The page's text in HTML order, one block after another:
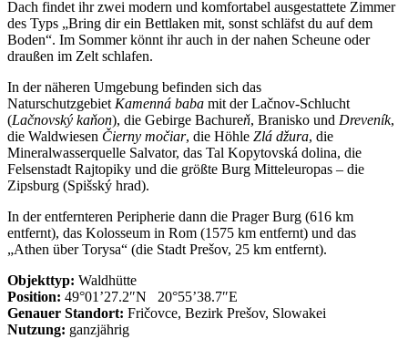
Dach findet ihr zwei modern und komfortabel ausgestattete Zimmer
des Typs „Bring dir ein Bettlaken mit, sonst schläfst du auf dem
Boden“. Im Sommer könnt ihr auch in der nahen Scheune oder
draußen im Zelt schlafen.
In der näheren Umgebung befinden sich das
Naturschutzgebiet Kamenná baba mit der Lačnov-Schlucht
(Lačnovský kaňon), die Gebirge Bachureň, Branisko und Dreveník,
die Waldwiesen Čierny močiar, die Höhle Zlá džura, die
Mineralwasserquelle Salvator, das Tal Kopytovská dolina, die
Felsenstadt Rajtopiky und die größte Burg Mitteleuropas – die
Zipsburg (Spišský hrad).
In der entfernteren Peripherie dann die Prager Burg (616 km
entfernt), das Kolosseum in Rom (1575 km entfernt) und das
„Athen über Torysa“ (die Stadt Prešov, 25 km entfernt).
Objekttyp: Waldhütte
Position: 49°01’27.2″N 20°55’38.7″E
Genauer Standort: Fričovce, Bezirk Prešov, Slowakei
Nutzung: ganzjährig